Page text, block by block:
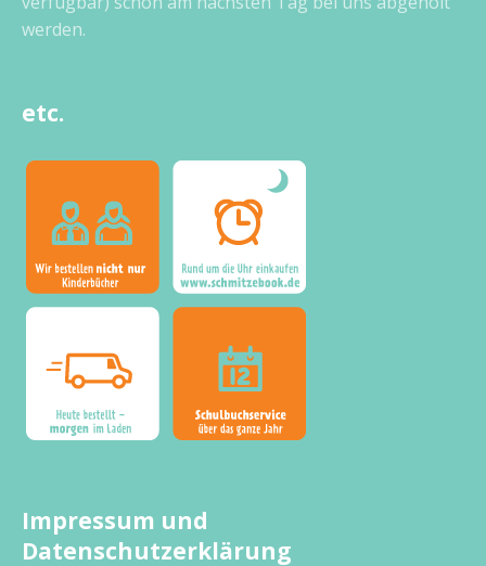
werden.
etc.
Impressum und
Datenschutzerklärung